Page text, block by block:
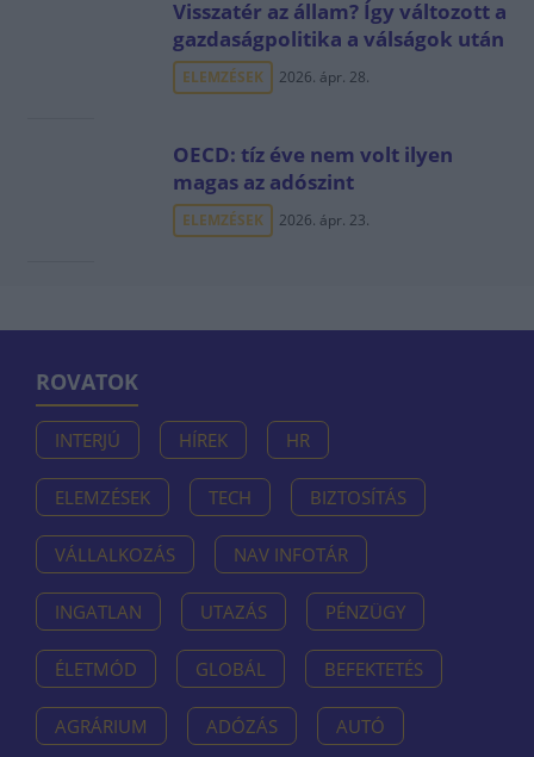
Visszatér az állam? Így változott a
gazdaságpolitika a válságok után
ELEMZÉSEK 2026. ápr. 28.
OECD: tíz éve nem volt ilyen
magas az adószint
ELEMZÉSEK 2026. ápr. 23.
ROVATOK
INTERJÚ HÍREK HR
ELEMZÉSEK TECH BIZTOSÍTÁS
VÁLLALKOZÁS NAV INFOTÁR
INGATLAN UTAZÁS PÉNZÜGY
ÉLETMÓD GLOBÁL BEFEKTETÉS
AGRÁRIUM ADÓZÁS AUTÓ